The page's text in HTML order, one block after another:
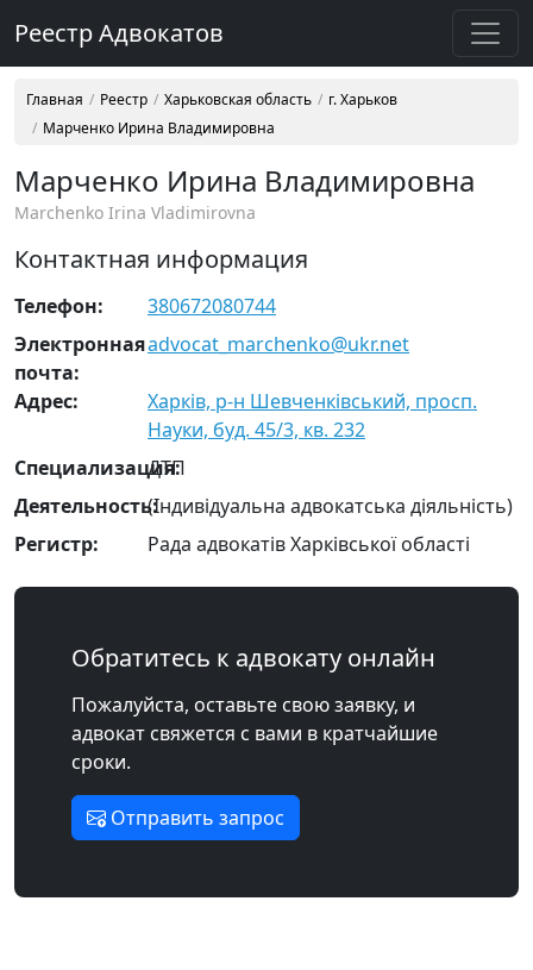
Реестр Адвокатов
Главная Реестр Харьковская область
г. Харьков
Марченко Ирина Владимировна
Марченко Ирина Владимировна
Marchenko Irina Vladimirovna
Контактная информация
Телефон:
380672080744
Электронная
почта:
advocat_marchenko@ukr.net
Адрес:
Харків, р-н Шевченківський, просп.
Науки, буд. 45/3, кв. 232
Cпециализация:
ДТП
Деятельность:(Індивідуальна адвокатська діяльність)
Регистр:
Рада адвокатів Харківської області
Обратитесь к адвокату онлайн
Пожалуйста, оставьте свою заявку, и
адвокат свяжется с вами в кратчайшие
сроки.
Отправить запрос